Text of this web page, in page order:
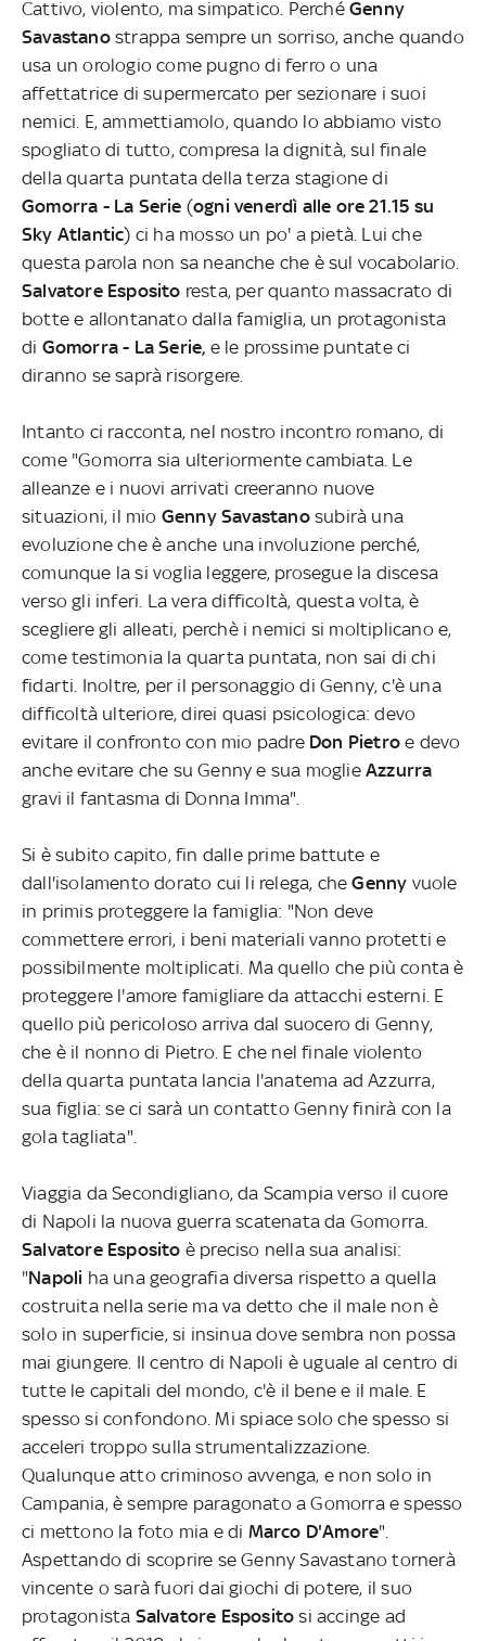
Cattivo, violento, ma simpatico. Perché Genny
Savastanostrappa sempre un sorriso, anche quando
usa un orologio come pugno di ferro o una
affettatrice di supermercato per sezionare i suoi
nemici. E, ammettiamolo, quando lo abbiamo visto
spogliato di tutto, compresa la dignità, sul finale
della quarta puntata della terza stagione di
Gomorra - La Serie (ogni venerdì alle ore 21.15 su
Sky Atlantic) ci ha mosso un po' a pietà. Lui che
questa parola non sa neanche che è sul vocabolario.
Salvatore Esposito resta, per quanto massacrato di
botte e allontanato dalla famiglia, un protagonista
di Gomorra - La Serie, e le prossime puntate ci
diranno se saprà risorgere.
Intanto ci racconta, nel nostro incontro romano, di
come "Gomorra sia ulteriormente cambiata. Le
alleanze e i nuovi arrivati creeranno nuove
situazioni, il mio Genny Savastanosubirà una
evoluzione che è anche una involuzione perché,
comunque la si voglia leggere, prosegue la discesa
verso gli inferi. La vera difficoltà, questa volta, è
scegliere gli alleati, perchè i nemici si moltiplicano e,
come testimonia la quarta puntata, non sai di chi
fidarti. Inoltre, per il personaggio di Genny, c'è una
difficoltà ulteriore, direi quasi psicologica: devo
evitare il confronto con mio padre Don Pietro e devo
anche evitare che su Genny e sua moglieAzzurra
gravi il fantasma di Donna Imma".
Si è subito capito, fin dalle prime battute e
dall'isolamento dorato cui li relega, cheGenny vuole
in primis proteggere la famiglia: "Non deve
commettere errori, i beni materiali vanno protetti e
possibilmente moltiplicati. Ma quello che più conta è
proteggere l'amore famigliare da attacchi esterni. E
quello più pericoloso arriva dal suocero di Genny,
che è il nonno di Pietro. E che nel finale violento
della quarta puntata lancia l'anatema ad Azzurra,
sua figlia: se ci sarà un contatto Genny finirà con la
gola tagliata".
Viaggia da Secondigliano, da Scampia verso il cuore
di Napoli la nuova guerra scatenata da Gomorra.
Salvatore Esposito è preciso nella sua analisi:
"Napoli ha una geografia diversa rispetto a quella
costruita nella serie ma va detto che il male non è
solo in superficie, si insinua dove sembra non possa
mai giungere. Il centro di Napoli è uguale al centro di
tutte le capitali del mondo, c'è il bene e il male. E
spesso si confondono. Mi spiace solo che spesso si
acceleri troppo sulla strumentalizzazione.
Qualunque atto criminoso avvenga, e non solo in
Campania, è sempre paragonato a Gomorra e spesso
ci mettono la foto mia e di Marco D'Amore".
Aspettando di scoprire se Genny Savastano tornerà
vincente o sarà fuori dai giochi di potere, il suo
protagonista Salvatore Esposito si accinge ad